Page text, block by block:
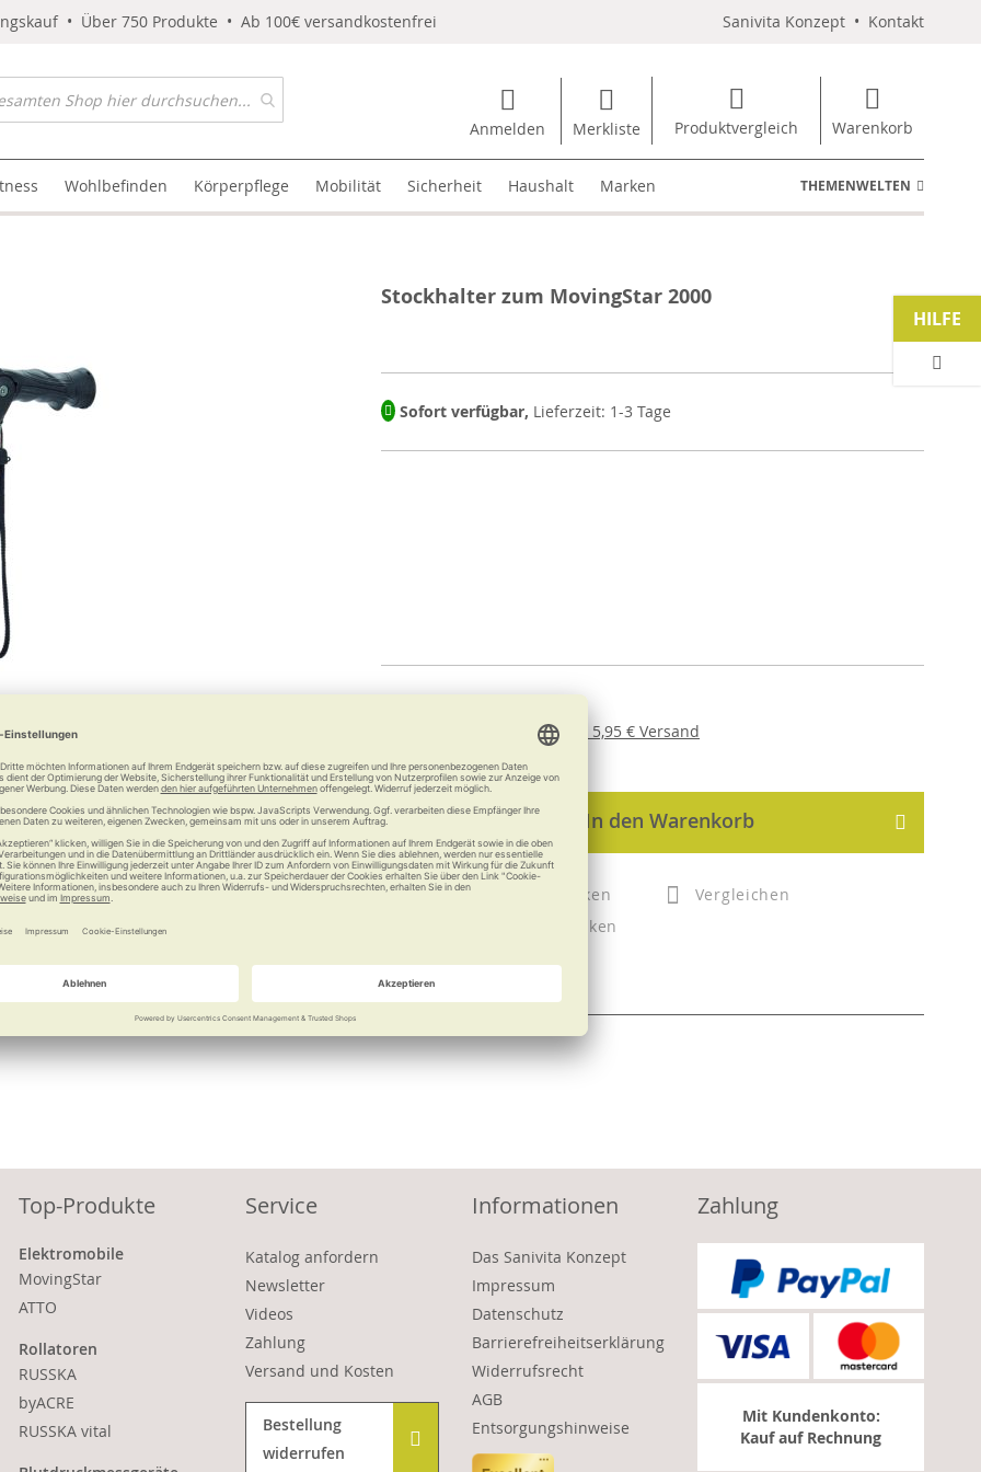
• Über 750 Produkte • Ab 100€ versandkostenfrei Sanivita Konzept • Kontakt
Anmelden Merkliste Produktvergleich Warenkorb
Wohlbefinden Körperpflege Mobilität Sicherheit Haushalt Marken THEMENWELTEN
Stockhalter zum MovingStar 2000
Sofort verfügbar, Lieferzeit: 1-3 Tage
USt. ,zzgl. 5,95 € Versand
Anzahl:
In den Warenkorb
Merken
Vergleichen
Drucken
HILFE
Top-Produkte
Elektromobile
MovingStar
ATTO
Rollatoren
RUSSKA
byACRE
RUSSKA vital
Service
Katalog anfordern
Newsletter
Videos
Zahlung
Versand und Kosten
Bestellung
widerrufen
Informationen
Das Sanivita Konzept
Impressum
Datenschutz
Barrierefreiheitserklärung
Widerrufsrecht
AGB
Entsorgungshinweise
Zahlung
Mit Kundenkonto:
Kauf auf Rechnung